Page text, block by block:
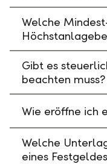
Welche
Gibt es
beachten muss?
Wie eröffne ich
Welche
eines